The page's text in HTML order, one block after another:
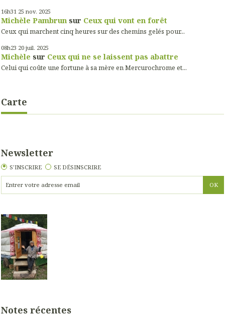
16h31 25 nov. 2025
Michèle Pambrun sur Ceux qui vont en forêt
Ceux qui marchent cinq heures sur des chemins gelés pour...
08h23 20 juil. 2025
Michèle sur Ceux qui ne se laissent pas abattre
Celui qui coûte une fortune à sa mère en Mercurochrome et...
Carte
Newsletter
S'INSCRIRE SE DÉSINSCRIRE
Notes récentes